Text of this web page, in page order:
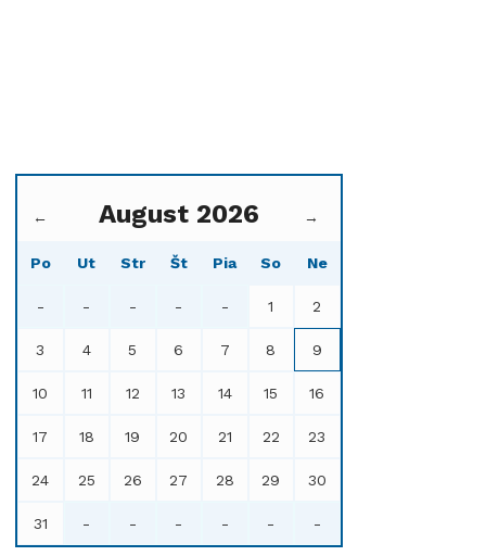
← August 2026 →
Po Ut Str Št Pia So Ne
- - - - - 1 2
3 4 5 6 7 8 9
10 11 12 13 14 15 16
17 18 19 20 21 22 23
24 25 26 27 28 29 30
31 - - - - - -